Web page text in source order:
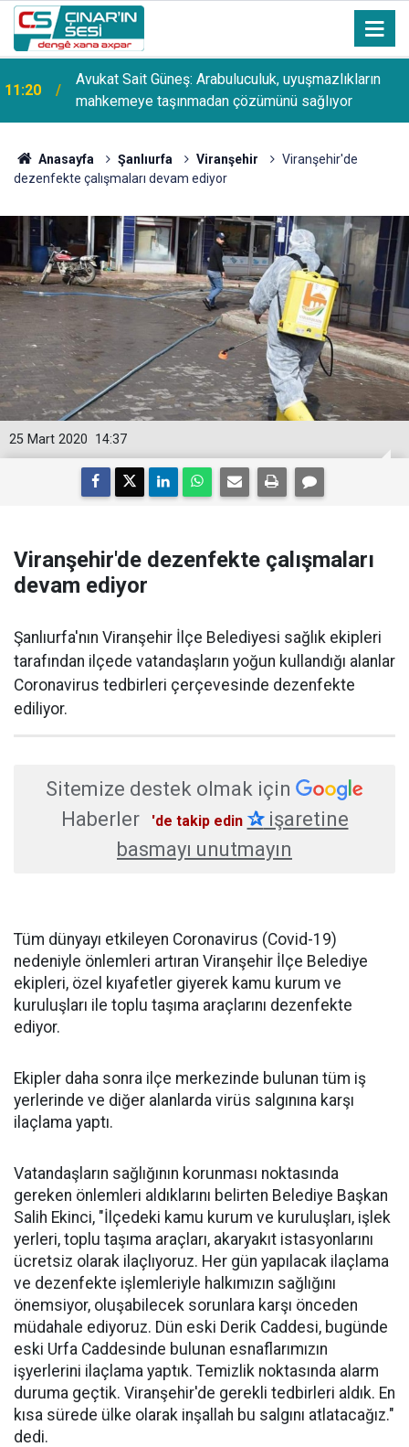
11:20
Avukat Sait Güneş: Arabuluculuk, uyuşmazlıkların
mahkemeye taşınmadan çözümünü sağlıyor
Anasayfa Şanlıurfa Viranşehir
Viranşehir'de
dezenfekte çalışmaları devam ediyor
14:37
25 Mart 2020
Viranşehir'de dezenfekte çalışmaları
devam ediyor
Şanlıurfa'nın Viranşehir İlçe Belediyesi sağlık ekipleri
tarafından ilçede vatandaşların yoğun kullandığı alanlar
Coronavirus tedbirleri çerçevesinde dezenfekte
ediliyor.
Sitemize destek olmak için
Haberler
'de takip edin ✰işaretine
basmayı unutmayın
Tüm dünyayı etkileyen Coronavirus (Covid-19)
nedeniyle önlemleri artıran Viranşehir İlçe Belediye
ekipleri, özel kıyafetler giyerek kamu kurum ve
kuruluşları ile toplu taşıma araçlarını dezenfekte
ediyor.
Ekipler daha sonra ilçe merkezinde bulunan tüm iş
yerlerinde ve diğer alanlarda virüs salgınına karşı
ilaçlama yaptı.
Vatandaşların sağlığının korunması noktasında
gereken önlemleri aldıklarını belirten Belediye Başkan
Salih Ekinci, "İlçedeki kamu kurum ve kuruluşları, işlek
yerleri, toplu taşıma araçları, akaryakıt istasyonlarını
ücretsiz olarak ilaçlıyoruz. Her gün yapılacak ilaçlama
ve dezenfekte işlemleriyle halkımızın sağlığını
önemsiyor, oluşabilecek sorunlara karşı önceden
müdahale ediyoruz. Dün eski Derik Caddesi, bugünde
eski Urfa Caddesinde bulunan esnaflarımızın
işyerlerini ilaçlama yaptık. Temizlik noktasında alarm
duruma geçtik. Viranşehir'de gerekli tedbirleri aldık. En
kısa sürede ülke olarak inşallah bu salgını atlatacağız."
dedi.